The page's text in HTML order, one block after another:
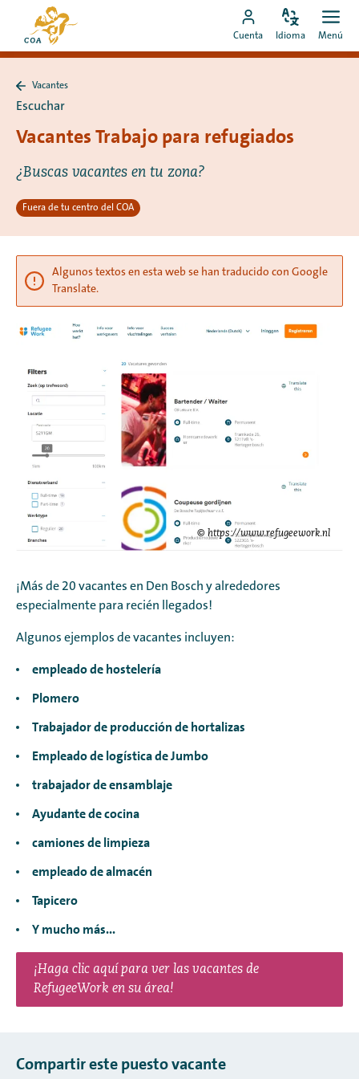
directamente
al la
de
inicio
de
Ir
a
MyCOA
Cuenta
Configura
idioma
Idioma Menú
a
Vacantes
Escuchar
Vacantes Trabajo para refugiados
¿Buscas vacantes en tu zona?
Fuera de tu centro del COA
Algunos textos en esta web se han traducido con Google
Translate.
© https://www.refugeework.nl
¡Más de 20 vacantes en Den Bosch y alrededores
especialmente para recién llegados!
Algunos ejemplos de vacantes incluyen:
empleado de hostelería
Plomero
Trabajador de producción de hortalizas
Empleado de logística de Jumbo
trabajador de ensamblaje
Ayudante de cocina
camiones de limpieza
empleado de almacén
Tapicero
Y mucho más...
¡Haga clic aquí para ver las vacantes de
RefugeeWork en su área!
Compartir este puesto vacante